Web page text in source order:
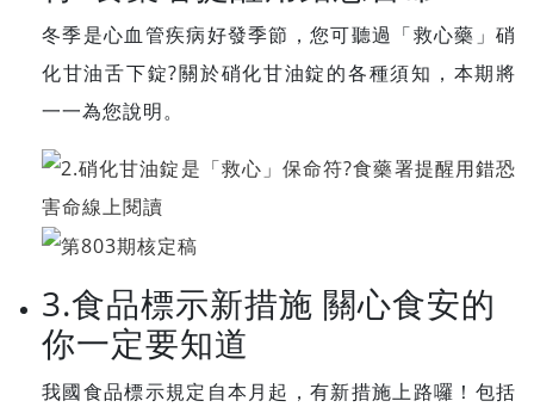
冬季是心血管疾病好發季節，您可聽過「救心藥」硝
化甘油舌下錠?關於硝化甘油錠的各種須知，本期將
一一為您說明。
3.食品標示新措施 關心食安的
你一定要知道
我國食品標示規定自本月起，有新措施上路囉！包括